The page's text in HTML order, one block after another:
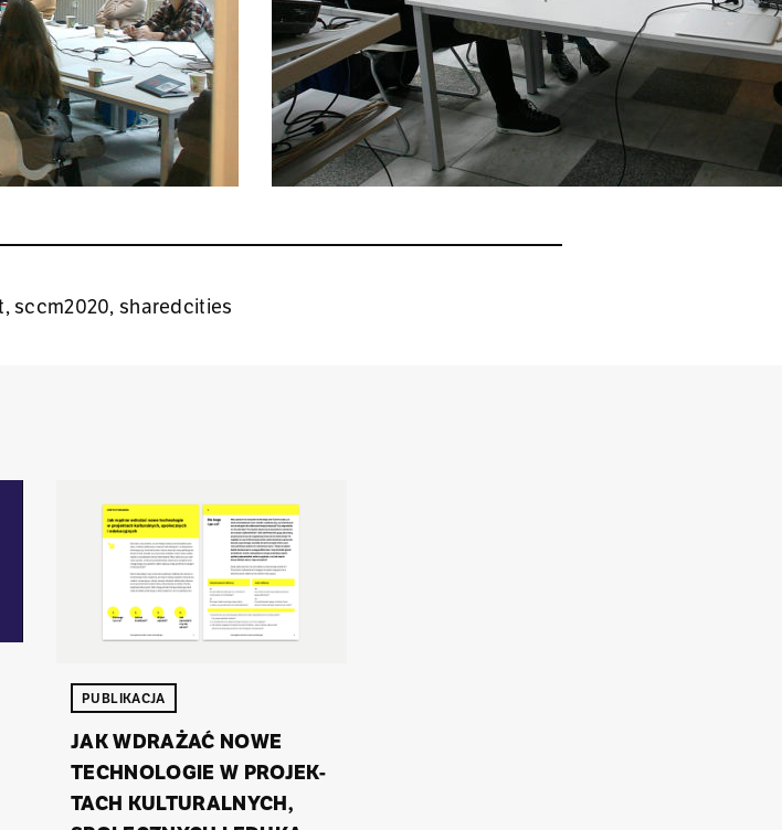
,sccm2020, sharedcities
PUBLIKACJA
JAK WDRA­ŻAĆ NOWE
TECH­NO­LO­GIE W PRO­JEK­
TACH KUL­TU­RAL­NYCH,